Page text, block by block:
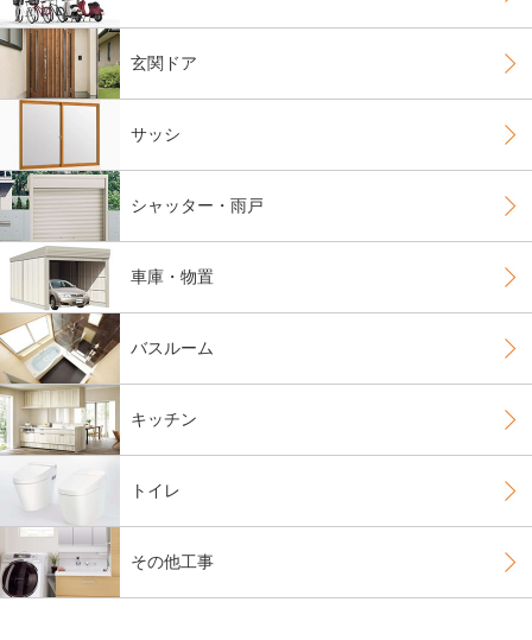
玄関ドア
サッシ
シャッター・雨戸
車庫・物置
バスルーム
キッチン
トイレ
その他工事